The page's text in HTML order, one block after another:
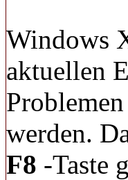
Windows
aktuellen
werden.
F8 -Taste